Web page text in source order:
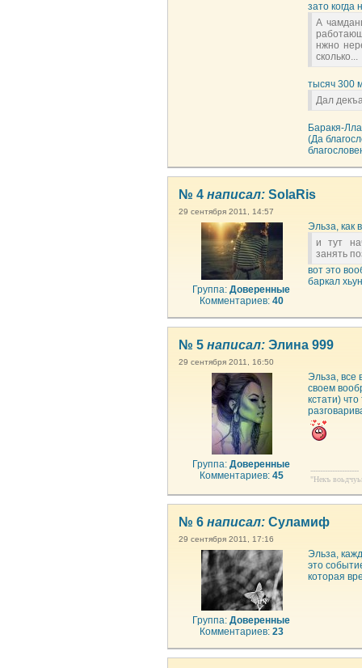
зато когда
А
нжно
сколько...
тысяч 300
Дал
Баракя-
(Да
№ 4 написал: SolaRis
29 сентября 2011, 14:57
Группа:Доверенные
Комментариев: 40
Эльза, как
и тут
занять
вот это
баркал
№ 5 написал: Элина 999
29 сентября 2011, 16:50
Группа:Доверенные
Комментариев: 45
Эльза, все
своем
кстати)
--------------------
"Некъ
№ 6 написал: Суламиф
29 сентября 2011, 17:16
Группа:Доверенные
Комментариев: 23
Эльза,
это
которая